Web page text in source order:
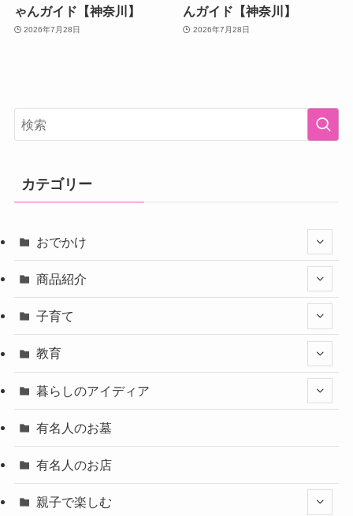
ゃんガイド【神奈川】
2026年7月28日
んガイド【神奈川】
2026年7月28日
カテゴリー
おでかけ
商品紹介
子育て
教育
暮らしのアイディア
有名人のお墓
有名人のお店
親子で楽しむ